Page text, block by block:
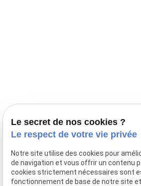
Accueil
Traiteur Delecroix
Boissons professionnels
Boissons particuliers
Location de matériel
Boucherie
Le secret de nos cookies ?
Le respect de votre vie privée
Notre site utilise des cookies pour
de navigation et vous offrir un contenu
cookies strictement nécessaires sont
fonctionnement de base de notre site